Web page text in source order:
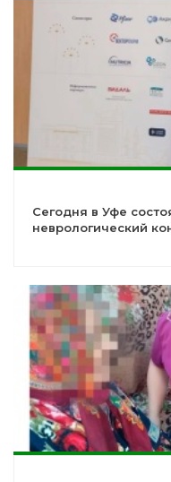
Сегодня в Уфе
неврологический